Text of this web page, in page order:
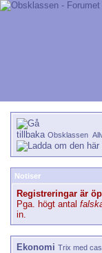
Obsklassen
Notiser
Registreringar är
Pga. högt antal
in.
Ekonomi Trix med